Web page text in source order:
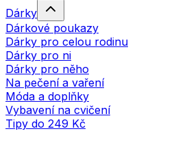
Dárky
Dárkové poukazy
Dárky pro celou rodinu
Dárky pro ni
Dárky pro něho
Na pečení a vaření
Móda a doplňky
Vybavení na cvičení
Tipy do 249 Kč